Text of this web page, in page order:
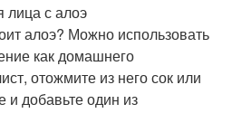
с алоэ
алоэ? Можно использовать
как домашнего
отожмите из него сок или
и добавьте один из